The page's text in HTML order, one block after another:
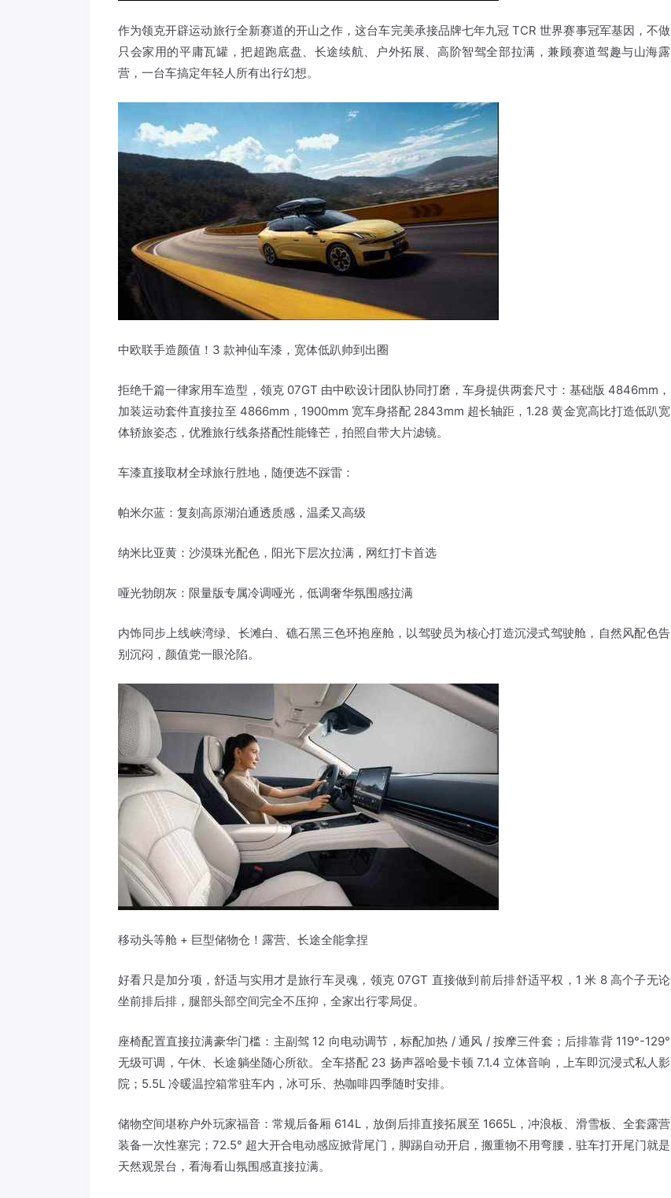
作为领克开辟运动旅行全新赛道的开山之作，这台车完美承接品牌七年九冠 TCR 世界赛事冠军基因，不做
只会家用的平庸瓦罐，把超跑底盘、长途续航、户外拓展、高阶智驾全部拉满，兼顾赛道驾趣与山海露
营，一台车搞定年轻人所有出行幻想。
中欧联手造颜值！3 款神仙车漆，宽体低趴帅到出圈
拒绝千篇一律家用车造型，领克 07GT 由中欧设计团队协同打磨，车身提供两套尺寸：基础版 4846mm，
加装运动套件直接拉至 4866mm，1900mm 宽车身搭配 2843mm 超长轴距，1.28 黄金宽高比打造低趴宽
体轿旅姿态，优雅旅行线条搭配性能锋芒，拍照自带大片滤镜。
车漆直接取材全球旅行胜地，随便选不踩雷：
帕米尔蓝：复刻高原湖泊通透质感，温柔又高级
纳米比亚黄：沙漠珠光配色，阳光下层次拉满，网红打卡首选
哑光勃朗灰：限量版专属冷调哑光，低调奢华氛围感拉满
内饰同步上线峡湾绿、长滩白、礁石黑三色环抱座舱，以驾驶员为核心打造沉浸式驾驶舱，自然风配色告
别沉闷，颜值党一眼沦陷。
移动头等舱 + 巨型储物仓！露营、长途全能拿捏
好看只是加分项，舒适与实用才是旅行车灵魂，领克 07GT 直接做到前后排舒适平权，1 米 8 高个子无论
坐前排后排，腿部头部空间完全不压抑，全家出行零局促。
座椅配置直接拉满豪华门槛：主副驾 12 向电动调节，标配加热 / 通风 / 按摩三件套；后排靠背 119°-129°
无级可调，午休、长途躺坐随心所欲。全车搭配 23 扬声器哈曼卡顿 7.1.4 立体音响，上车即沉浸式私人影
院；5.5L 冷暖温控箱常驻车内，冰可乐、热咖啡四季随时安排。
储物空间堪称户外玩家福音：常规后备厢 614L，放倒后排直接拓展至 1665L，冲浪板、滑雪板、全套露营
装备一次性塞完；72.5° 超大开合电动感应掀背尾门，脚踢自动开启，搬重物不用弯腰，驻车打开尾门就是
天然观景台，看海看山氛围感直接拉满。